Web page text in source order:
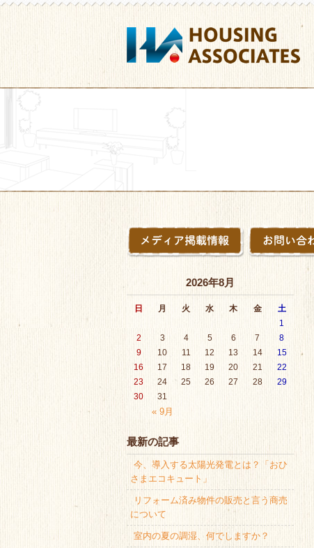
2026年8月
日 月 火 水 木 金 土
« 9月
1
2
3 4 5 6 7
8
9
10 11 12 13 14
15
16
17 18 19 20 21
22
23
24 25 26 27 28
29
30
31
最新の記事
今、導入する太陽光発電とは？「おひ
さまエコキュート」
リフォーム済み物件の販売と言う商売
について
室内の夏の調湿、何でしますか？